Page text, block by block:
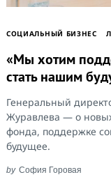
CОЦИАЛЬНЫЙ БИЗНЕС
«Мы хотим
стать нашим
Генеральный
Журавлева — о
фонда, поддержке
будущее.
by София Горовая